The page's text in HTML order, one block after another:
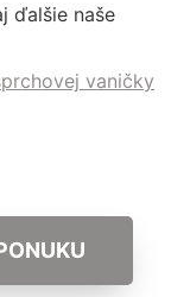
ďalšie naše
vaničky